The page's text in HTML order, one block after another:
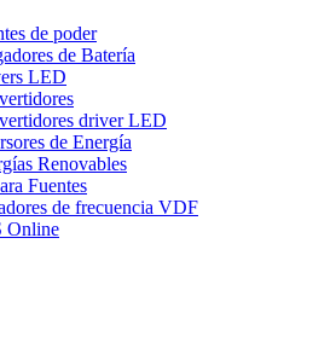
de poder
de Batería
LED
driver LED
de Energía
Renovables
Fuentes
de frecuencia VDF
Online